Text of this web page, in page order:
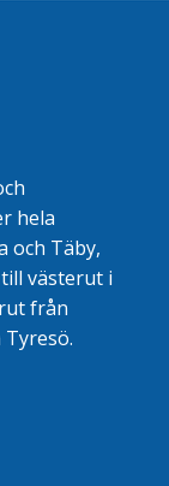
hela
och Täby,
västerut i
från